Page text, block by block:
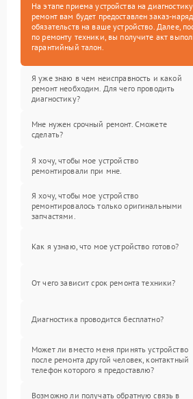
На этапе приема устройства на
ремонт вам будет предоставлен заказ-
обязательств на ваше устройство. Далее,
по ремонту техники, вы получите акт
гарантийный талон.
Я уже знаю в чем неисправность и какой
ремонт необходим. Для чего проводить
диагностику?
Мне нужен срочный ремонт. Сможете
сделать?
Я хочу, чтобы мое устройство
ремонтировали при мне.
Я хочу, чтобы мое устройство
ремонтировалось только оригинальными
запчастями.
Как я узнаю, что мое устройство готово?
От чего зависит срок ремонта техники?
Диагностика проводится бесплатно?
Может ли вместо меня принять устройство
после ремонта другой человек, контактный
телефон которого я предоставлю?
Возможно ли получать обратную связь в